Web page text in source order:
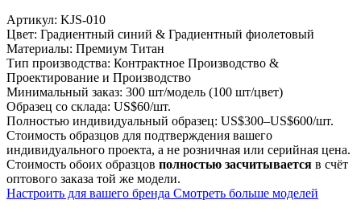
Артикул: KJS-010
Цвет: Градиентный синий & Градиентный фиолетовый
Материалы: Премиум Титан
Тип производства: Контрактное Производство &
Проектирование и Производство
Минимальный заказ: 300 шт/модель (100 шт/цвет)
Образец со склада: US$60/шт.
Полностью индивидуальный образец: US$300–US$600/шт.
Стоимость образцов для подтверждения вашего
индивидуального проекта, а не розничная или серийная цена.
Стоимость обоих образцов полностью засчитывается в счёт
оптового заказа той же модели.
Настроить для вашего бренда Смотреть больше моделей